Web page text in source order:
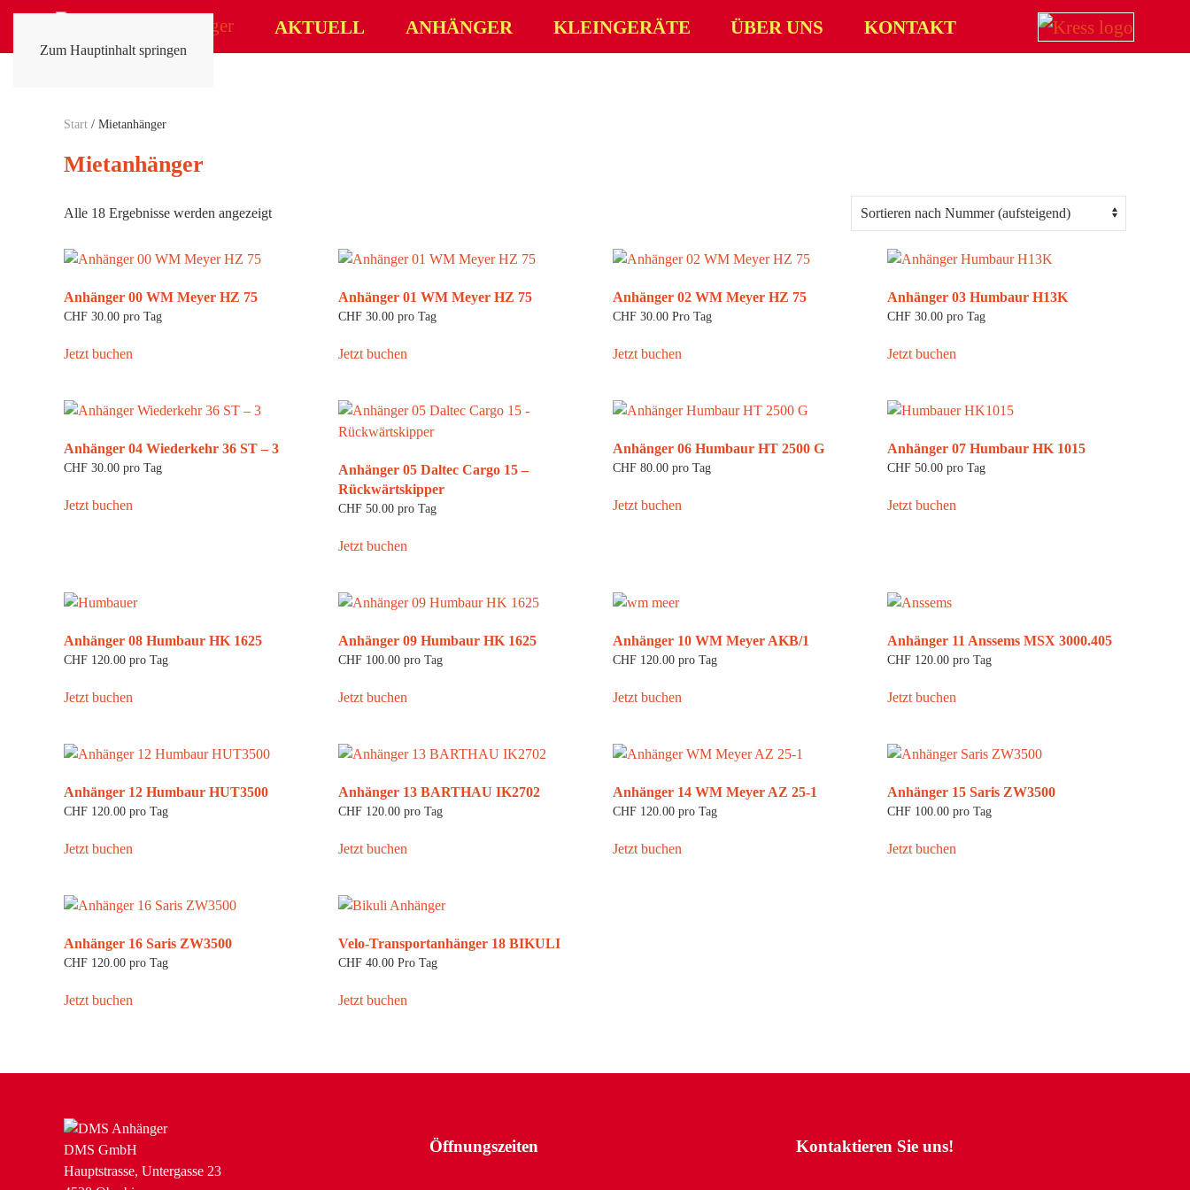
Zum Hauptinhalt springen
AKTUELL ANHÄNGER KLEINGERÄTE ÜBER UNS KONTAKT
Start / Mietanhänger
Mietanhänger
Alle 18 Ergebnisse werden angezeigt
Anhänger 00 WM Meyer HZ 75
CHF 30.00 pro Tag
Jetzt buchen
Anhänger 01 WM Meyer HZ 75
CHF 30.00 pro Tag
Jetzt buchen
Anhänger 02 WM Meyer HZ 75
CHF 30.00 Pro Tag
Jetzt buchen
Anhänger 03 Humbaur H13K
CHF 30.00 pro Tag
Jetzt buchen
Anhänger 04 Wiederkehr 36 ST – 3
CHF 30.00 pro Tag
Jetzt buchen
Anhänger 05 Daltec Cargo 15 –
Rückwärtskipper
CHF 50.00 pro Tag
Jetzt buchen
Anhänger 06 Humbaur HT 2500 G
CHF 80.00 pro Tag
Jetzt buchen
Anhänger 07 Humbaur HK 1015
CHF 50.00 pro Tag
Jetzt buchen
Anhänger 08 Humbaur HK 1625
CHF 120.00 pro Tag
Jetzt buchen
Anhänger 09 Humbaur HK 1625
CHF 100.00 pro Tag
Jetzt buchen
Anhänger 10 WM Meyer AKB/1
CHF 120.00 pro Tag
Jetzt buchen
Anhänger 11 Anssems MSX 3000.405
CHF 120.00 pro Tag
Jetzt buchen
Anhänger 12 Humbaur HUT3500
CHF 120.00 pro Tag
Jetzt buchen
Anhänger 13 BARTHAU IK2702
CHF 120.00 pro Tag
Jetzt buchen
Anhänger 14 WM Meyer AZ 25-1
CHF 120.00 pro Tag
Jetzt buchen
Anhänger 15 Saris ZW3500
CHF 100.00 pro Tag
Jetzt buchen
Anhänger 16 Saris ZW3500
CHF 120.00 pro Tag
Jetzt buchen
Velo-Transportanhänger 18 BIKULI
CHF 40.00 Pro Tag
Jetzt buchen
DMS GmbH
Hauptstrasse, Untergasse 23
Öffnungszeiten Kontaktieren Sie uns!